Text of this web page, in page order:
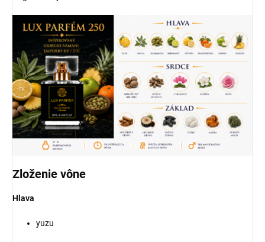
Zloženie vône
Hlava
yuzu